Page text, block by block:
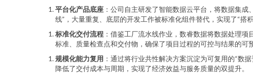
平台化产品底座 ：公司自主研发了智能数据云平台，将数据集
线”，大量重复、底层的开发工作被标准化组件替代，实现了“搭积
标准化交付流程 ：借鉴工厂流水线作业，数睿数据将数据处理
标准、质量检查点和交付物，确保了项目过程的可控与结果的可
规模化能力复用 ：通过将行业共性解决方案沉淀为可复用的“数
降低了交付成本与周期，实现了经济效益与服务质量的双提升。